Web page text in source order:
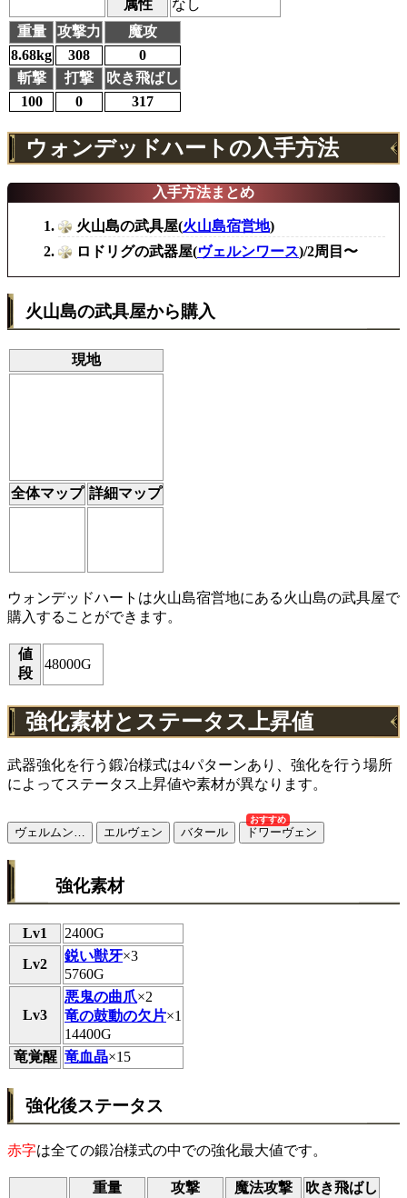
属性
なし
重量
攻撃力
魔攻
8.68kg
308
0
斬撃
打撃
吹き飛ばし
100
0 317
ウォンデッドハートの入手方法
入手方法まとめ
火山島の武具屋(火山島宿営地)
ロドリグの武器屋(ヴェルンワース)/2周目〜
火山島の武具屋から購入
現地
全体マップ 詳細マップ
ウォンデッドハートは火山島宿営地にある火山島の武具屋で
購入することができます。
値
段
48000G
強化素材とステータス上昇値
武器強化を行う鍛冶様式は4パターンあり、強化を行う場所
によってステータス上昇値や素材が異なります。
ヴェルムン… エルヴェン バタール
おすすめ
ドワーヴェン
強化素材
Lv1
2400G
Lv2
鋭い獣牙×3
5760G
Lv3
悪鬼の曲爪×2
竜の鼓動の欠片×1
14400G
竜覚醒 竜血晶×15
強化後ステータス
赤字は全ての鍛冶様式の中での強化最大値です。
重量 攻撃 魔法攻撃
吹き飛ばし